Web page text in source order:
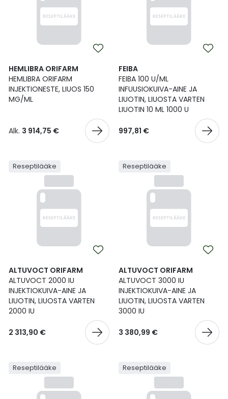
HEMLIBRA ORIFARM
HEMLIBRA ORIFARM
INJEKTIONESTE, LIUOS 150
MG/ML
Alk. 3 914,75 €
FEIBA
FEIBA 100 U/ML
INFUUSIOKUIVA-AINE JA
LIUOTIN, LIUOSTA VARTEN
LIUOTIN 10 ML 1000 U
997,81 €
Reseptilääke
ALTUVOCT ORIFARM
ALTUVOCT 2000 IU
INJEKTIOKUIVA-AINE JA
LIUOTIN, LIUOSTA VARTEN
2000 IU
2 313,90 €
Reseptilääke
ALTUVOCT ORIFARM
ALTUVOCT 3000 IU
INJEKTIOKUIVA-AINE JA
LIUOTIN, LIUOSTA VARTEN
3000 IU
3 380,99 €
Reseptilääke Reseptilääke